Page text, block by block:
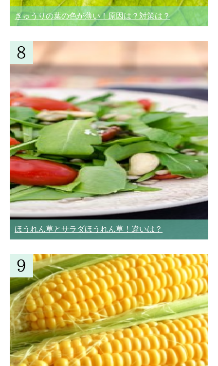
きゅうりの葉の色が薄い！原因は？対策は？
ほうれん草とサラダほうれん草！違いは？